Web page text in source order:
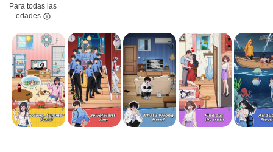
Para todas las
edades